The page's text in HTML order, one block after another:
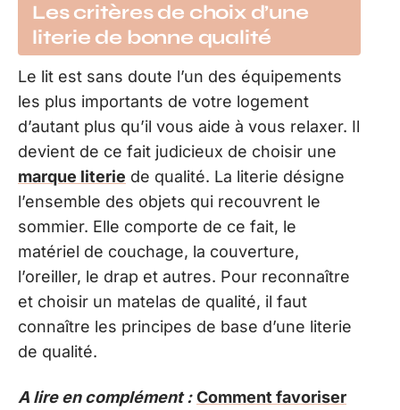
Les critères de choix d’une
literie de bonne qualité
Le lit est sans doute l’un des équipements
les plus importants de votre logement
d’autant plus qu’il vous aide à vous relaxer. Il
devient de ce fait judicieux de choisir une
marque literie de qualité. La literie désigne
l’ensemble des objets qui recouvrent le
sommier. Elle comporte de ce fait, le
matériel de couchage, la couverture,
l’oreiller, le drap et autres. Pour reconnaître
et choisir un matelas de qualité, il faut
connaître les principes de base d’une literie
de qualité.
A lire en complément : Comment favoriser